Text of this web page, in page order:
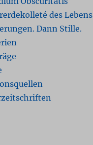
des Lebens
Dann Stille.